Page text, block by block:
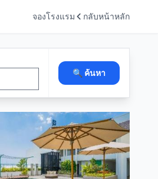
จองโรงแรม กลับหน้าหลัก
🔍 ค้นหา